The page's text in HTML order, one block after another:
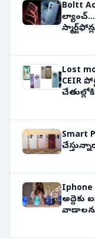
Boltt
Lost
CEIR
Smart
అద్దెకు